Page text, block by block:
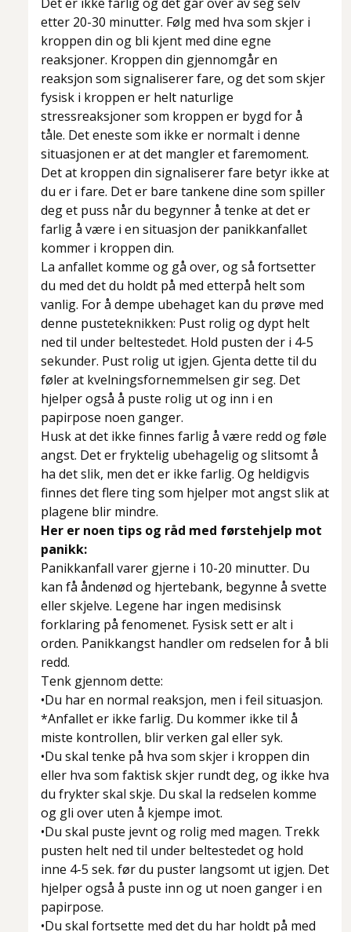
etter 20-30 minutter. Følg med hva som skjer i
kroppen din og bli kjent med dine egne
reaksjoner. Kroppen din gjennomgår en
reaksjon som signaliserer fare, og det som skjer
fysisk i kroppen er helt naturlige
stressreaksjoner som kroppen er bygd for å
tåle. Det eneste som ikke er normalt i denne
situasjonen er at det mangler et faremoment.
Det at kroppen din signaliserer fare betyr ikke at
du er i fare. Det er bare tankene dine som spiller
deg et puss når du begynner å tenke at det er
farlig å være i en situasjon der panikkanfallet
kommer i kroppen din.
La anfallet komme og gå over, og så fortsetter
du med det du holdt på med etterpå helt som
vanlig. For å dempe ubehaget kan du prøve med
denne pusteteknikken: Pust rolig og dypt helt
ned til under beltestedet. Hold pusten der i 4-5
sekunder. Pust rolig ut igjen. Gjenta dette til du
føler at kvelningsfornemmelsen gir seg. Det
hjelper også å puste rolig ut og inn i en
papirpose noen ganger.
Husk at det ikke finnes farlig å være redd og føle
angst. Det er fryktelig ubehagelig og slitsomt å
ha det slik, men det er ikke farlig. Og heldigvis
finnes det flere ting som hjelper mot angst slik at
plagene blir mindre.
Her er noen tips og råd med førstehjelp mot
panikk:
Panikkanfall varer gjerne i 10-20 minutter. Du
kan få åndenød og hjertebank, begynne å svette
eller skjelve. Legene har ingen medisinsk
forklaring på fenomenet. Fysisk sett er alt i
orden. Panikkangst handler om redselen for å bli
redd.
Tenk gjennom dette:
•Du har en normal reaksjon, men i feil situasjon.
*Anfallet er ikke farlig. Du kommer ikke til å
miste kontrollen, blir verken gal eller syk.
•Du skal tenke på hva som skjer i kroppen din
eller hva som faktisk skjer rundt deg, og ikke hva
du frykter skal skje. Du skal la redselen komme
og gli over uten å kjempe imot.
•Du skal puste jevnt og rolig med magen. Trekk
pusten helt ned til under beltestedet og hold
inne 4-5 sek. før du puster langsomt ut igjen. Det
hjelper også å puste inn og ut noen ganger i en
papirpose.
•Du skal fortsette med det du har holdt på med